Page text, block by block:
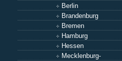
Berlin
Brandenburg
Bremen
Hamburg
Hessen
Mecklenburg-